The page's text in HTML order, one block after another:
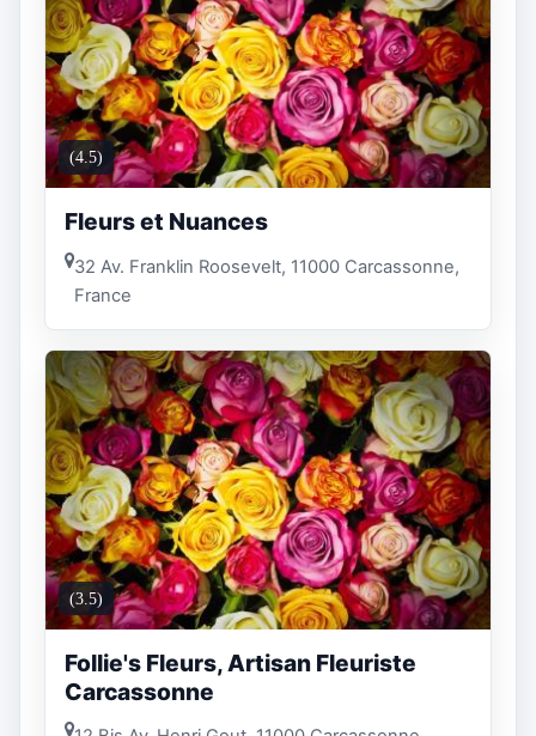
(4.5)
Fleurs et Nuances
32 Av. Franklin Roosevelt, 11000 Carcassonne,
France
(3.5)
Follie's Fleurs, Artisan Fleuriste
Carcassonne